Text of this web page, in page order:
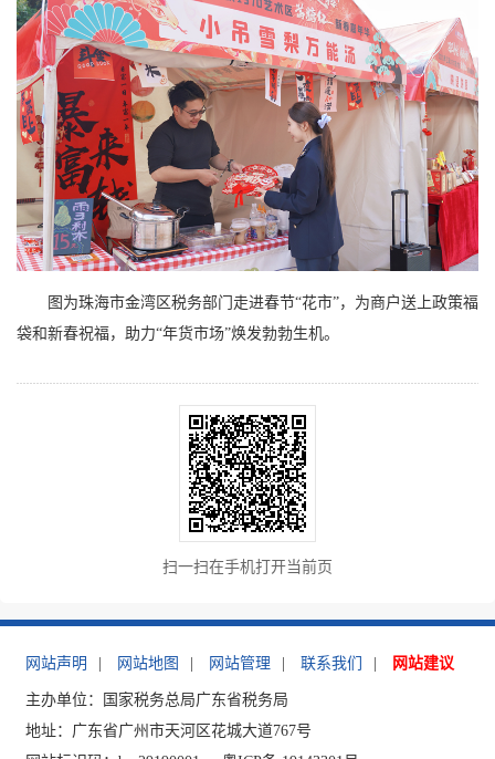
图为珠海市金湾区税务部门走进春节“花市”，为商户送上政策福
袋和新春祝福，助力“年货市场”焕发勃勃生机。
扫一扫在手机打开当前页
网站声明 网站地图 网站管理 联系我们 网站建议
主办单位：国家税务总局广东省税务局
地址：广东省广州市天河区花城大道767号